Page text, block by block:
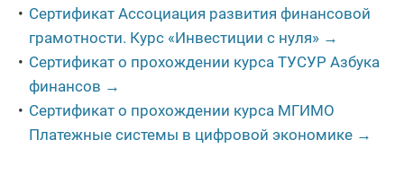
Сертификат Ассоциация развития финансовой
грамотности. Курс «Инвестиции с нуля» →
Сертификат о прохождении курса ТУСУР Азбука
финансов →
Сертификат о прохождении курса МГИМО
Платежные системы в цифровой экономике →